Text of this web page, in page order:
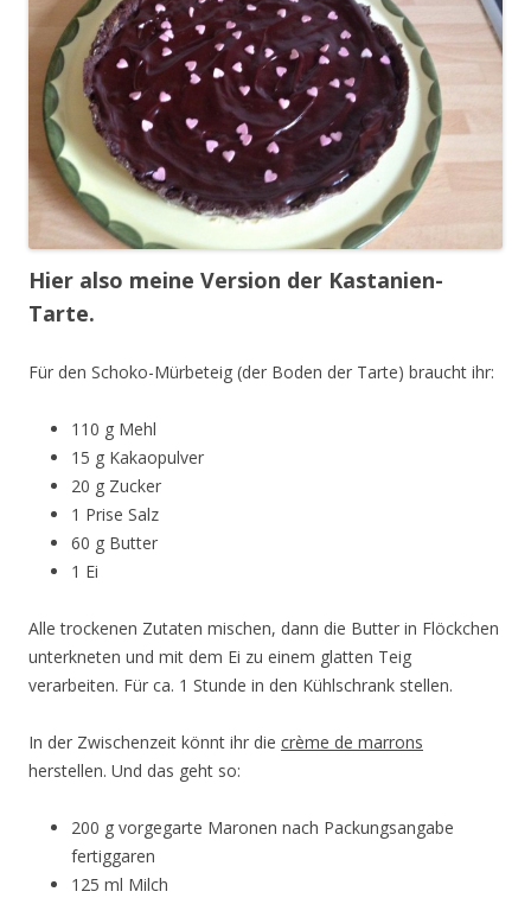
Hier also meine Version der Kastanien-
Tarte.
Für den Schoko-Mürbeteig (der Boden der Tarte) braucht ihr:
110 g Mehl
15 g Kakaopulver
20 g Zucker
1 Prise Salz
60 g Butter
1 Ei
Alle trockenen Zutaten mischen, dann die Butter in Flöckchen
unterkneten und mit dem Ei zu einem glatten Teig
verarbeiten. Für ca. 1 Stunde in den Kühlschrank stellen.
In der Zwischenzeit könnt ihr die crème de marrons
herstellen. Und das geht so:
200 g vorgegarte Maronen nach Packungsangabe
fertiggaren
125 ml Milch